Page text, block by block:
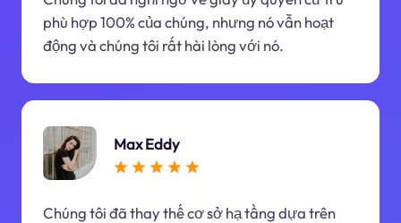
phù hợp 100% của chúng, nhưng nó vẫn hoạt
động và chúng tôi rất hài lòng với nó.
Max Eddy
Chúng tôi đã thay thế cơ sở hạ tầng dựa trên